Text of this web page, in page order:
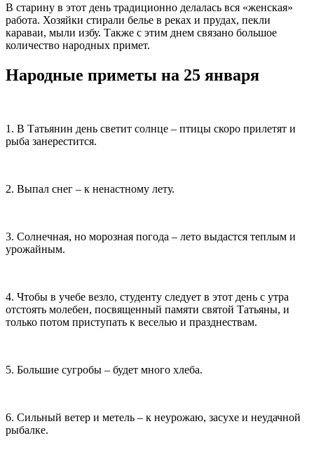
В старину в этот день традиционно делалась вся «женская»
работа. Хозяйки стирали белье в реках и прудах, пекли
караваи, мыли избу. Также с этим днем связано большое
количество народных примет.
Народные приметы на 25 января
1. В Татьянин день светит солнце – птицы скоро прилетят и
рыба занерестится.
2. Выпал снег – к ненастному лету.
3. Солнечная, но морозная погода – лето выдастся теплым и
урожайным.
4. Чтобы в учебе везло, студенту следует в этот день с утра
отстоять молебен, посвященный памяти святой Татьяны, и
только потом приступать к веселью и празднествам.
5. Большие сугробы – будет много хлеба.
6. Сильный ветер и метель – к неурожаю, засухе и неудачной
рыбалке.